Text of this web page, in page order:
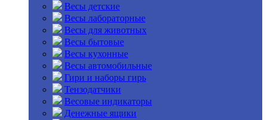
Весы детские
Весы лабораторные
Весы для животных
Весы бытовые
Весы кухонные
Весы автомобильные
Гири и наборы гирь
Тензодатчики
Весовые индикаторы
Денежные ящики